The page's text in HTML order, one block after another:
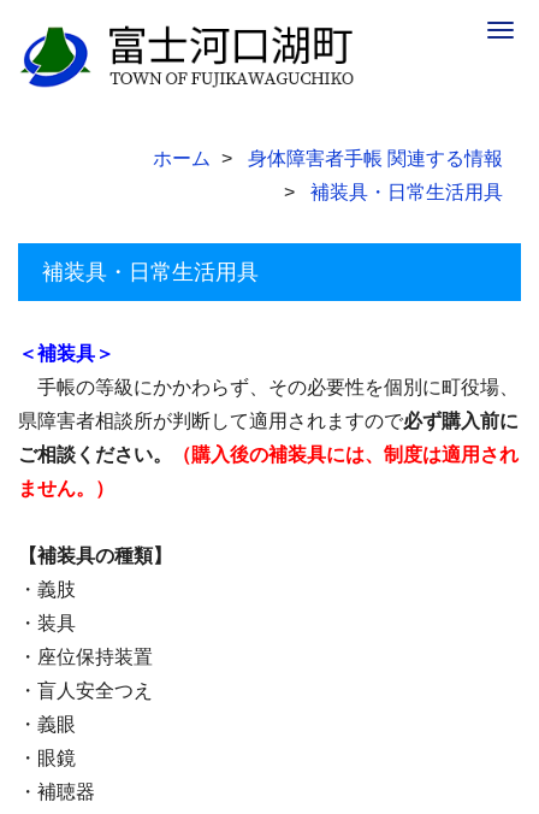
ホーム
身体障害者手帳 関連する情報
補装具・日常生活用具
補装具・日常生活用具
＜補装具＞
手帳の等級にかかわらず、その必要性を個別に町役場、
県障害者相談所が判断して適用されますので必ず購入前に
ご相談ください。
（購入後の補装具には、制度は適用され
ません。）
【補装具の種類】
・義肢
・装具
・座位保持装置
・盲人安全つえ
・義眼
・眼鏡
・補聴器